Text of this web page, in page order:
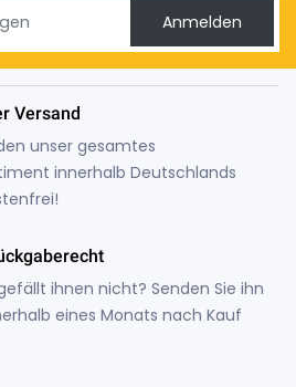
Anmelden
Versand
unser gesamtes
innerhalb Deutschlands
ihnen nicht? Senden Sie ihn
eines Monats nach Kauf